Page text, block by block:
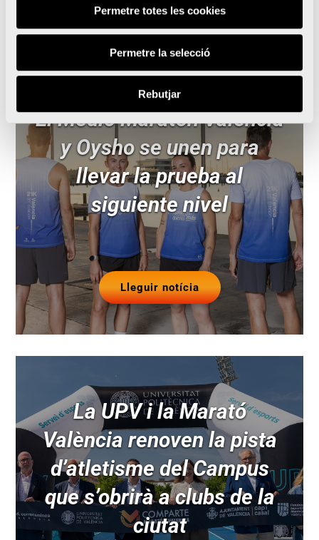
Permetre totes les cookies
Permetre la selecció
Rebutjar
Notícies relacionades
El Medio Maratón Valencia
y Oysho se unen para
llevar la prueba al
siguiente nivel
Lleguir notícia
La UPV i la Marató
València renoven la pista
d’atletisme del Campus
que s’obrirà a clubs de la
ciutat